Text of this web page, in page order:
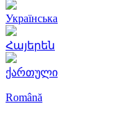
Українська
Հայերեն
ქართული
Română